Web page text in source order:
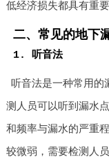
低经济损失都具有重要
二、常见的地下
1. 听音法
听音法是一种常用的
测人员可以听到漏水
和频率与漏水的严重
较微弱，需要检测人